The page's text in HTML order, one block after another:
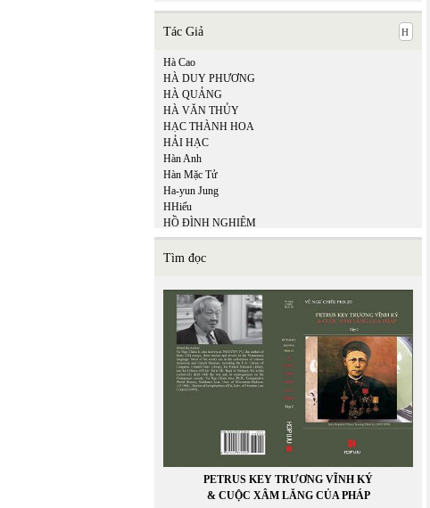
Tác Giả
Hà Cao
HÀ DUY PHƯƠNG
HÀ QUẢNG
HÀ VĂN THỦY
HẠC THÀNH HOA
HẢI HẠC
Hàn Anh
Hàn Mặc Tử
Ha-yun Jung
HHiếu
HỒ ĐÌNH NGHIÊM
Hồ Minh Tâm
HỒ TỊNH TÌNH
Hòa Bình Lê
HÒA ĐA
HOA MAI
Hoài Băng
HOÀI MỸ
HOÀI ZIANG DUY
Hoàng Cầm
HOÀNG CHÍNH chuyển ngữ
Hoàng Đỗ Vũ
Hoàng Hải Lâm
Tìm đọc
PETRUS KEY TRƯƠNG VĨNH KÝ
& CUỘC XÂM LĂNG CỦA PHÁP